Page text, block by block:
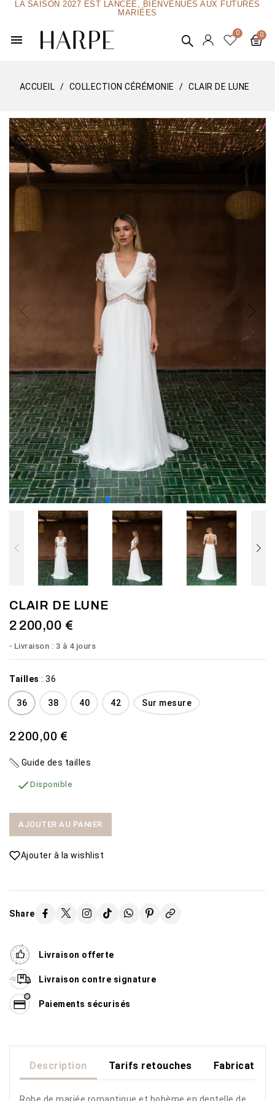
LA SAISON 2027 EST LANCÉE, BIENVENUES AUX FUTURES
MARIÉES
menu
ACCUEIL COLLECTION CÉRÉMONIE CLAIR DE LUNE
CLAIR DE LUNE
2 200,00 €
Livraison : 3 à 4 jours
Tailles : 36
36 38 40 42 Sur mesure
2 200,00 €
Guide des tailles
 Disponible
AJOUTER AU PANIER
Ajouter à la wishlist
Share
Livraison offerte
Livraison contre signature
Paiements sécurisés
Description Tarifs retouches Fabrication
Robe de mariée romantique et bohème en dentelle de